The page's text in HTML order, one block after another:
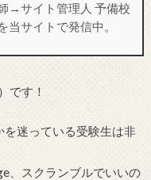
→サイト管理人 予備校
当サイトで発信中。
）です！
迷っている受験生は非
、スクランブルでいいの